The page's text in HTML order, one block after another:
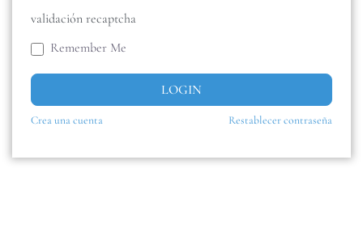
validación recaptcha
Remember Me
LOGIN
Crea una cuenta Restablecer contraseña